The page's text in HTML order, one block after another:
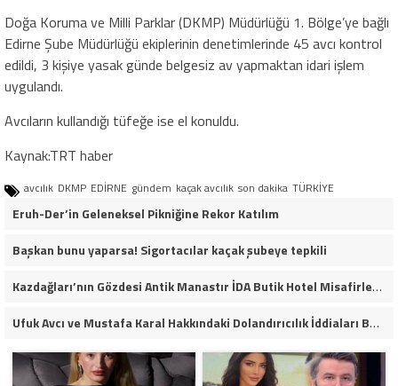
Doğa Koruma ve Milli Parklar (DKMP) Müdürlüğü 1. Bölge’ye bağlı
Edirne Şube Müdürlüğü ekiplerinin denetimlerinde 45 avcı kontrol
edildi, 3 kişiye yasak günde belgesiz av yapmaktan idari işlem
uygulandı.
Avcıların kullandığı tüfeğe ise el konuldu.
Kaynak:TRT haber
avcılık DKMP EDİRNE gündem kaçak avcılık son dakika TÜRKİYE
Eruh-Der’in Geleneksel Pikniğine Rekor Katılım
Başkan bunu yaparsa! Sigortacılar kaçak şubeye tepkili
Kazdağları’nın Gözdesi Antik Manastır İDA Butik Hotel Misafirlerinden Tam Not Alıyor
Ufuk Avcı ve Mustafa Karal Hakkındaki Dolandırıcılık İddiaları Büyüyor